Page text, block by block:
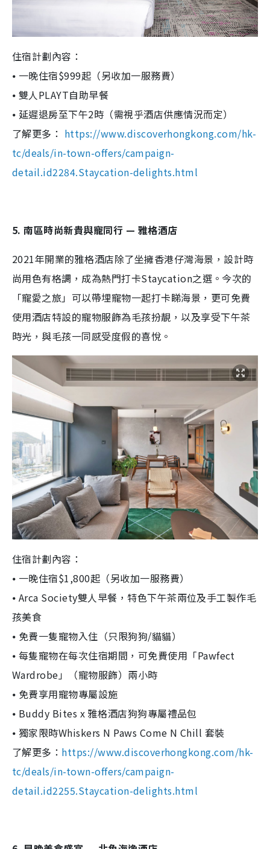
住宿計劃內容：
⦁ 一晚住宿$999起（另收加一服務費）
⦁ 雙人PLAYT自助早餐
⦁ 延遲退房至下午2時（需視乎酒店供應情況而定）
了解更多： https://www.discoverhongkong.com/hk-
tc/deals/in-town-offers/campaign-
detail.id2284.Staycation-delights.html
5. 南區時尚新貴與寵同行 — 雅格酒店
2021年開業的雅格酒店除了坐擁香港仔灣海景，設計時
尚用色有格調，成為熱門打卡Staycation之選。今次的
「寵愛之旅」可以帶埋寵物一起打卡睇海景，更可免費
使用酒店特設的寵物服飾為毛孩扮靚，以及享受下午茶
時光，與毛孩一同感受度假的喜悅。
住宿計劃內容：
⦁ 一晚住宿$1,800起（另收加一服務費）
⦁ Arca Society雙人早餐，特色下午茶兩位及手工製作毛
孩美食
⦁ 免費一隻寵物入住（只限狗狗/貓貓）
⦁ 每隻寵物在每次住宿期間，可免費使用「Pawfect
Wardrobe」（寵物服飾）兩小時
⦁ 免費享用寵物專屬設施
⦁ Buddy Bites x 雅格酒店狗狗專屬禮品包
⦁ 獨家限時Whiskers N Paws Come N Chill 套裝
了解更多： https://www.discoverhongkong.com/hk-
tc/deals/in-town-offers/campaign-
detail.id2255.Staycation-delights.html